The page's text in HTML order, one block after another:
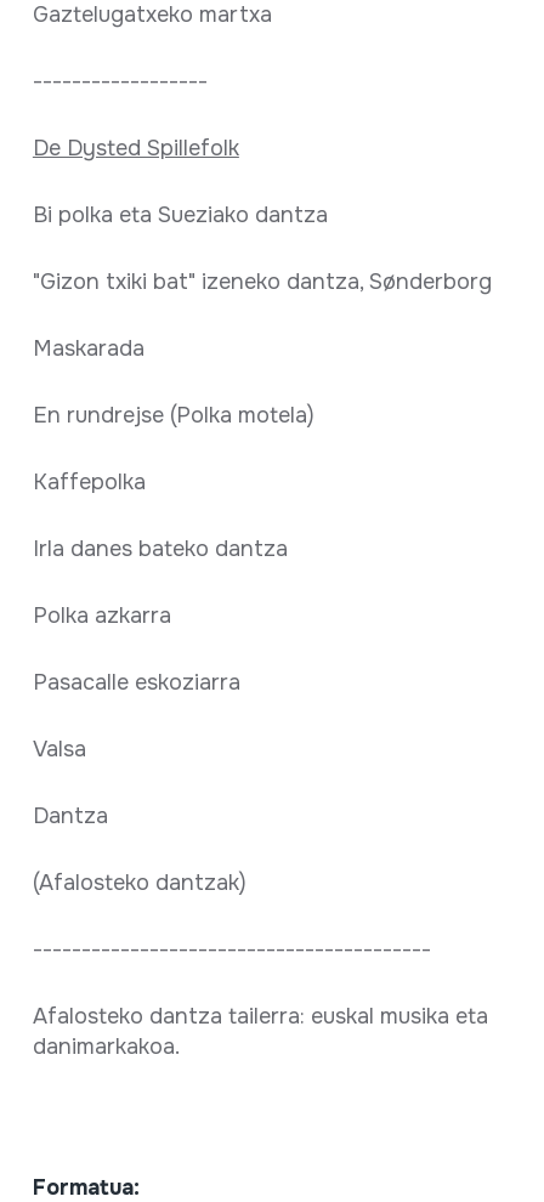
Gaztelugatxeko martxa
------------------
De Dysted Spillefolk
Bi polka eta Sueziako dantza
"Gizon txiki bat" izeneko dantza, Sønderborg
Maskarada
En rundrejse (Polka motela)
Kaffepolka
Irla danes bateko dantza
Polka azkarra
Pasacalle eskoziarra
Valsa
Dantza
(Afalosteko dantzak)
-----------------------------------------
Afalosteko dantza tailerra: euskal musika eta
danimarkakoa.
Formatua: